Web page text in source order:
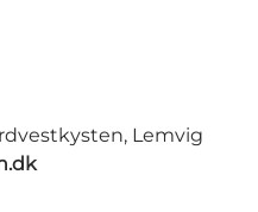
Lemvig